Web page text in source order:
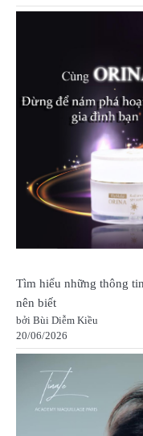
Tìm hiểu những thông
nên biết
bởi Bùi Diễm Kiều
20/06/2026